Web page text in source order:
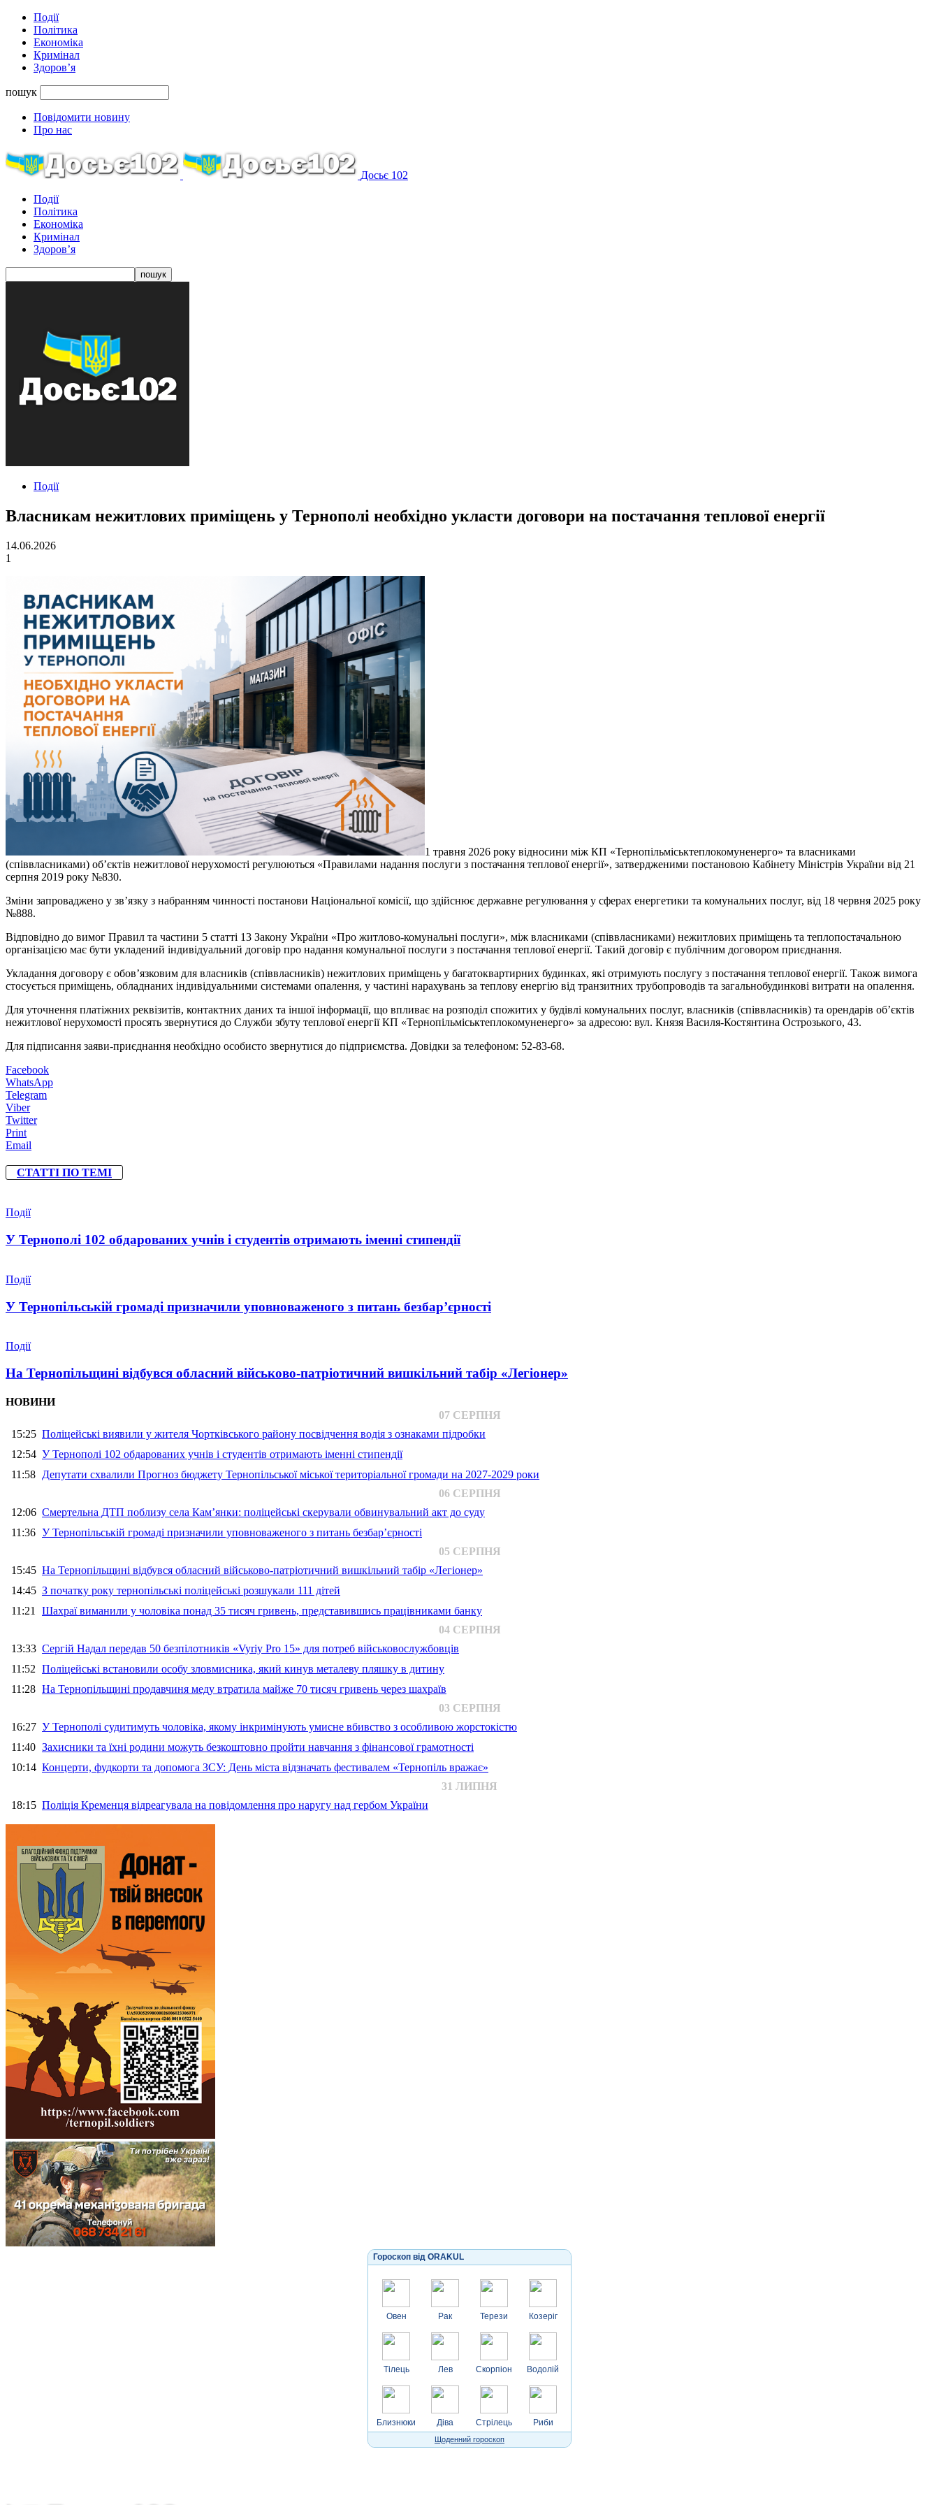
Події
Політика
Економіка
Кримінал
Здоров’я
пошук
Повідомити новину
Про нас
Досьє 102
Події
Політика
Економіка
Кримінал
Здоров’я
Події
Власникам нежитлових приміщень у Тернополі необхідно укласти договори на постачання теплової енергії
14.06.2026
1
1 травня 2026 року відносини між КП «Тернопільміськтеплокомуненерго» та власниками
(співвласниками) об’єктів нежитлової нерухомості регулюються «Правилами надання послуги з постачання теплової енергії», затвердженими постановою Кабінету Міністрів України від 21
серпня 2019 року №830.
Зміни запроваджено у зв’язку з набранням чинності постанови Національної комісії, що здійснює державне регулювання у сферах енергетики та комунальних послуг, від 18 червня 2025 року
№888.
Відповідно до вимог Правил та частини 5 статті 13 Закону України «Про житлово-комунальні послуги», між власниками (співвласниками) нежитлових приміщень та теплопостачальною
організацією має бути укладений індивідуальний договір про надання комунальної послуги з постачання теплової енергії. Такий договір є публічним договором приєднання.
Укладання договору є обов’язковим для власників (співвласників) нежитлових приміщень у багатоквартирних будинках, які отримують послугу з постачання теплової енергії. Також вимога
стосується приміщень, обладнаних індивідуальними системами опалення, у частині нарахувань за теплову енергію від транзитних трубопроводів та загальнобудинкові витрати на опалення.
Для уточнення платіжних реквізитів, контактних даних та іншої інформації, що впливає на розподіл спожитих у будівлі комунальних послуг, власників (співвласників) та орендарів об’єктів
нежитлової нерухомості просять звернутися до Служби збуту теплової енергії КП «Тернопільміськтеплокомуненерго» за адресою: вул. Князя Василя-Костянтина Острозького, 43.
Для підписання заяви-приєднання необхідно особисто звернутися до підприємства. Довідки за телефоном: 52-83-68.
Facebook
WhatsApp
Telegram
Viber
Twitter
Print
Email
СТАТТІ ПО ТЕМІ
Події
У Тернополі 102 обдарованих учнів і студентів отримають іменні стипендії
Події
У Тернопільській громаді призначили уповноваженого з питань безбар’єрності
Події
На Тернопільщині відбувся обласний військово-патріотичний вишкільний табір «Легіонер»
НОВИНИ
07 СЕРПНЯ
15:25 Поліцейські виявили у жителя Чортківського району посвідчення водія з ознаками підробки
12:54 У Тернополі 102 обдарованих учнів і студентів отримають іменні стипендії
11:58 Депутати схвалили Прогноз бюджету Тернопільської міської територіальної громади на 2027-2029 роки
06 СЕРПНЯ
12:06 Смертельна ДТП поблизу села Кам’янки: поліцейські скерували обвинувальний акт до суду
11:36 У Тернопільській громаді призначили уповноваженого з питань безбар’єрності
05 СЕРПНЯ
15:45 На Тернопільщині відбувся обласний військово-патріотичний вишкільний табір «Легіонер»
14:45 З початку року тернопільські поліцейські розшукали 111 дітей
11:21 Шахраї виманили у чоловіка понад 35 тисяч гривень, представившись працівниками банку
04 СЕРПНЯ
13:33 Сергій Надал передав 50 безпілотників «Vyriy Pro 15» для потреб військовослужбовців
11:52 Поліцейські встановили особу зловмисника, який кинув металеву пляшку в дитину
11:28 На Тернопільщині продавчиня меду втратила майже 70 тисяч гривень через шахраїв
03 СЕРПНЯ
16:27 У Тернополі судитимуть чоловіка, якому інкримінують умисне вбивство з особливою жорстокістю
11:40 Захисники та їхні родини можуть безкоштовно пройти навчання з фінансової грамотності
10:14 Концерти, фудкорти та допомога ЗСУ: День міста відзначать фестивалем «Тернопіль вражає»
31 ЛИПНЯ
18:15 Поліція Кременця відреагувала на повідомлення про наругу над гербом України
Гороскоп від ORAKUL
Овен
Тілець
Близнюки
Рак
Лев
Діва
Терези
Скорпіон
Стрілець
Козеріг
Водолій
Риби
Щоденний гороскоп